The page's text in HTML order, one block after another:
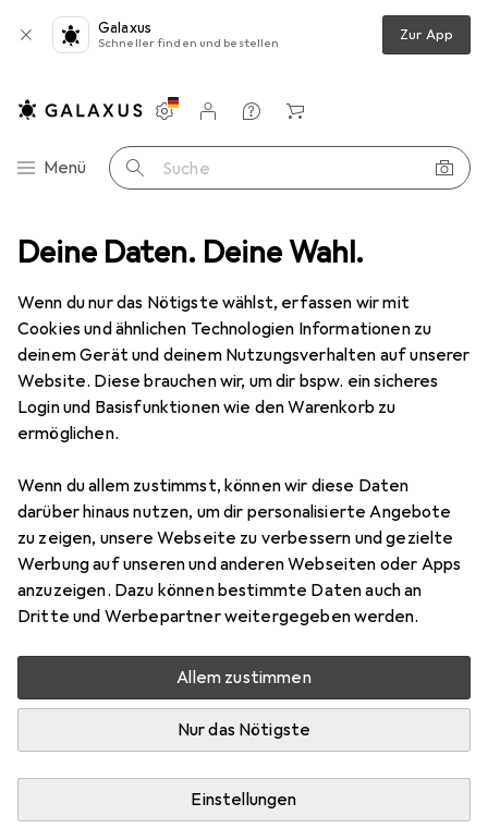
Deine Daten. Deine Wahl.
Wenn du nur das Nötigste wählst, erfassen wir mit
Cookies und ähnlichen Technologien Informationen zu
deinem Gerät und deinem Nutzungsverhalten auf unserer
Website. Diese brauchen wir, um dir bspw. ein sicheres
Login und Basisfunktionen wie den Warenkorb zu
ermöglichen.
Wenn du allem zustimmst, können wir diese Daten
darüber hinaus nutzen, um dir personalisierte Angebote
zu zeigen, unsere Webseite zu verbessern und gezielte
Werbung auf unseren und anderen Webseiten oder Apps
anzuzeigen. Dazu können bestimmte Daten auch an
Dritte und Werbepartner weitergegeben werden.
Allem zustimmen
Nur das Nötigste
Einstellungen
Galaxus
Schneller finden und bestellen Zur App
Navigation nach Kategorien
Menü Suche
Einstellungen
Kundenkonto
Vergleichslisten
Merklisten
Warenkorb
an Koax Buchse, 2x Mantelstromfilter (Ferritkern), Doppelschirmung
Good ConnectionsSAT
Antennenkabel, Koax Stecker an Koax
Buchse, 2x Mantelstromfilter
(Ferritkern), Doppelschirmung
SAT Kabel
Preis in EUR inkl. MwSt.
EUR
25,65
Mehr von Good
Connections
Mehr als 10 Stück bestellt
Benachrichtigen, wenn schneller verfügbar